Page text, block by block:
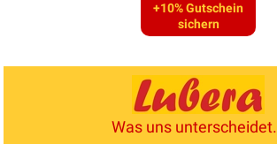
+10% Gutschein
sichern
Was uns